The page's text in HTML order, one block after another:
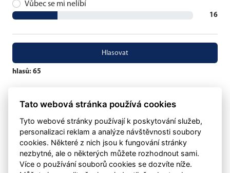
Vůbec se mi nelíbí
16
hlasů: 65
Klubweb.cz
Onlajny.cz
Tato webová stránka používá cookies
Tyto webové stránky používají k poskytování služeb,
personalizaci reklam a analýze návštěvnosti soubory
cookies. Některé z nich jsou k fungování stránky
nezbytné, ale o některých můžete rozhodnout sami.
Více o používání souborů cookies se dozvíte níže.